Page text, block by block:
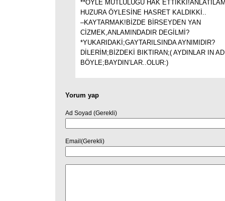
**ÖYLE MUTLULUGU HAK
HUZURA ÖYLESİNE HASRET KALDIKKİ..
–KAYTARMAK!BİZDE BİRSEYDEN YAN
CİZMEK,ANLAMINDADIR DEGİLMİ?
*YUKARIDAKİ;GAYTARILSINDA AYNIMIDIR?
DİLERİM;BİZDEKİ BIKTIRAN;( AYDINLAR IN
BÖYLE;BAYDIN’LAR..OLUR:)
Yorum yap
Ad Soyad (Gerekli)
Email(Gerekli)